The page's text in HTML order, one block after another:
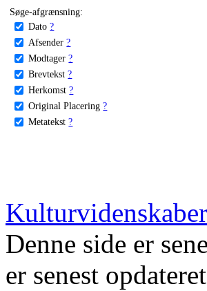
Søge-afgrænsning:
Dato ?
Afsender ?
Modtager ?
Brevtekst ?
Herkomst ?
Original Placering ?
Metatekst ?
Kulturvidenskaber
Denne side er
er senest